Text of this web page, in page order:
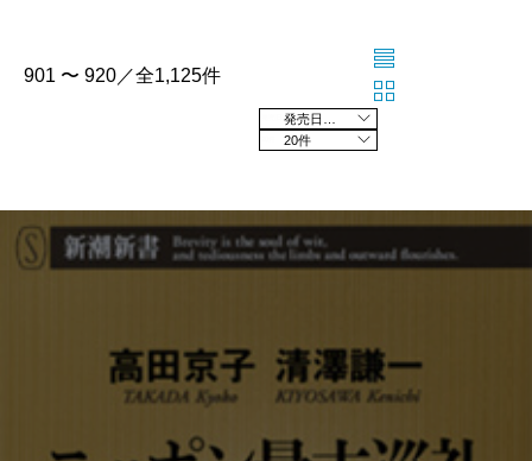
901 〜 920／全1,125件
20件